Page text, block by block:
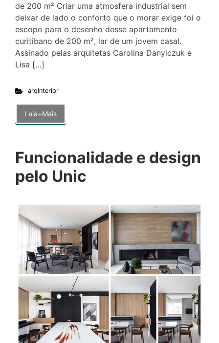
de 200 m² Criar uma atmosfera industrial sem
deixar de lado o conforto que o morar exige foi o
escopo para o desenho desse apartamento
curitibano de 200 m², lar de um jovem casal.
Assinado pelas arquitetas Carolina Danylczuk e
Lisa […]
arqInterior
Leia+Mais
Funcionalidade e design
pelo Unic